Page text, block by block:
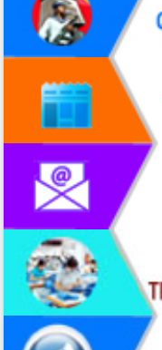
Bầu cử Quốc hội và HĐND: Cử
Lắk gửi gắm niềm tin, kỳ vọng
Đắk Lắk sẵn sàng các điều kiện
Ngày hội bầu cử đại biểu Quốc
khóa XVI và HĐND các cấp
2026-2031
Đảm bảo cuộc bầu cử đại biểu
hội và đại biểu HĐND các cấp
an toàn, hiệu quả, đúng quy định
Thủ tướng Chính phủ Phạm Minh
kiểm tra, chỉ đạo hoàn thành các
án cao tốc và thăm khu tái định
Đắk Lắk
Sôi nổi Hội đua ngựa truyền
Thì Thùng mừng Xuân Bính
Lãnh đạo tỉnh dâng hương tưởng
tại Đập Đồng Cam đầu Xuân